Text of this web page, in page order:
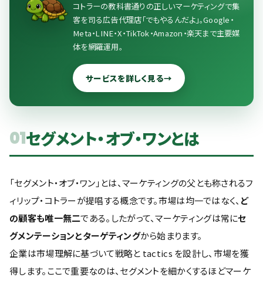
コトラーの教科書通りの正しいマーケティングで集
客を司る広告代理店「でもやるんだよ」。Google・
Meta・LINE・X・TikTok・Amazon・楽天まで主要媒
体を網羅運用。
サービスを詳しく見る→
01セグメント・オブ・ワンとは
「セグメント・オブ・ワン」とは、マーケティングの父とも称されるフ
ィリップ・コトラーが提唱する概念です。市場は均一ではなく、 ど
の顧客も唯一無二である。したがって、マーケティングは常にセ
グメンテーションとターゲティングから始まります。
企業は市場理解に基づいて戦略と tactics を設計し、市場を獲
得します。ここで重要なのは、セグメントを細かくするほどマーケ